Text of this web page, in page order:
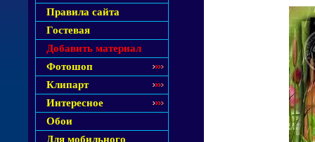
Правила сайта
Гостевая
Добавить материал
Фотошоп
Клипарт
Интересное
Обои
Для мобильного